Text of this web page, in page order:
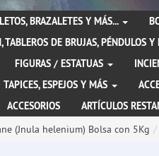
BRAZALETES Y MÁS...
TABLEROS DE BRUJAS, PÉNDULOS Y
FIGURAS / ESTATUAS
TAPICES, ESPEJOS Y MÁS
ACCESORIOS
ARTÍCULOS
(Jnula helenium) Bolsa con 5Kg